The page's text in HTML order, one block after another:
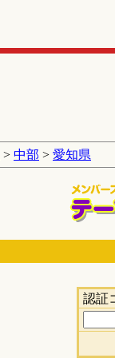
> 中部 > 愛知県
認証